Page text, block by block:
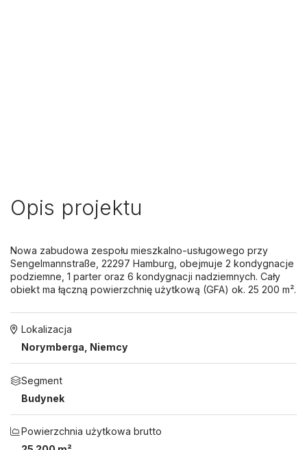
Opis projektu
Nowa zabudowa zespołu mieszkalno-usługowego przy
Sengelmannstraße, 22297 Hamburg, obejmuje 2 kondygnacje
podziemne, 1 parter oraz 6 kondygnacji nadziemnych. Cały
obiekt ma łączną powierzchnię użytkową (GFA) ok. 25 200 m².
Lokalizacja
Norymberga, Niemcy
Segment
Budynek
Powierzchnia użytkowa brutto